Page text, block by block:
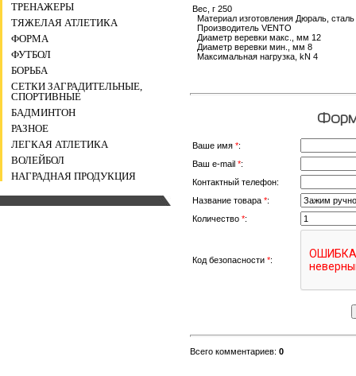
ТРЕНАЖЕРЫ
ТЯЖЕЛАЯ АТЛЕТИКА
ФОРМА
ФУТБОЛ
БОРЬБА
СЕТКИ ЗАГРАДИТЕЛЬНЫЕ,
СПОРТИВНЫЕ
БАДМИНТОН
РАЗНОЕ
ЛЕГКАЯ АТЛЕТИКА
ВОЛЕЙБОЛ
НАГРАДНАЯ ПРОДУКЦИЯ
Вес, г 250
Материал изготовления Дюраль, сталь
Производитель VENTO
Диаметр веревки макс., мм 12
Диаметр веревки мин., мм 8
Максимальная нагрузка, kN 4
Ваше имя *:
Ваш e-mail *:
Контактный телефон:
Название товара *:
Количество *:
Код безопасности *:
Всего комментариев: 0